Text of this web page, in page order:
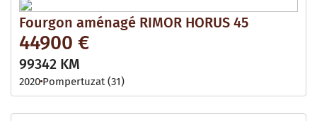
Fourgon aménagé RIMOR HORUS 45
44900 €
99342 KM
2020 Pompertuzat (31)